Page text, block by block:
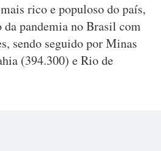
rico e populoso do país,
da pandemia no Brasil com
sendo seguido por Minas
(394.300) e Rio de